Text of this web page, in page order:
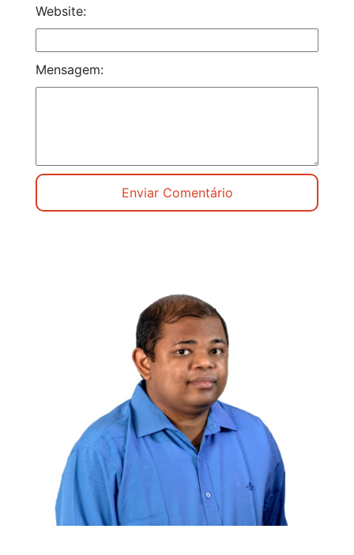
Website:
Mensagem: